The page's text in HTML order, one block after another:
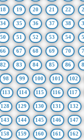
18 19 20 21 22
34 35 36 37 38
50 51 52 53 54
66 67 68 69 70
82 83 84 85 86
98 99 100 101 102
113 114 115 116 117
128 129 130 131 132
143 144 145 146 147
158 159 160 161 162